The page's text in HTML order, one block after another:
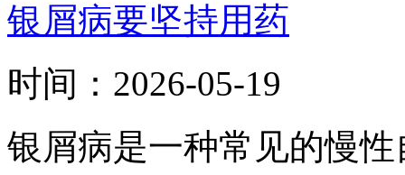
银屑病要坚持用药
时间： 2026-05-19
银屑病是一种常见的慢